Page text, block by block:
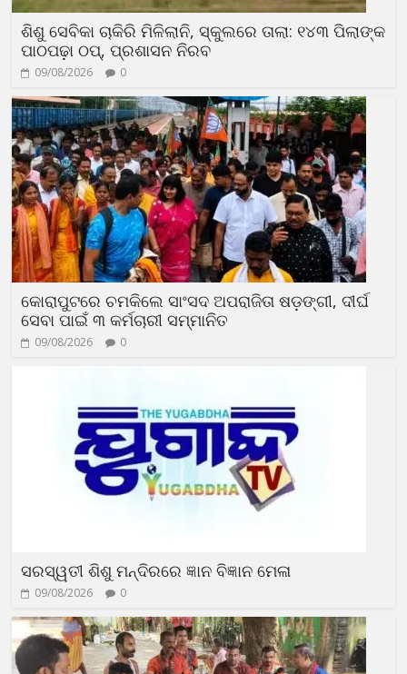
ଶିଶୁ ସେବିକା ଚାକିରି ମିଳିଲାନି, ସ୍କୁଲରେ ତାଲା: ୧୪୩ ପିଲାଙ୍କ
ପାଠପଢ଼ା ଠପ୍, ପ୍ରଶାସନ ନିରବ
09/08/2026 0
କୋରାପୁଟରେ ଚମକିଲେ ସାଂସଦ ଅପରାଜିତା ଷଡ଼ଙ୍ଗୀ, ଦୀର୍ଘ
ସେବା ପାଇଁ ୩ କର୍ମଚାରୀ ସମ୍ମାନିତ
09/08/2026 0
ସରସ୍ୱତୀ ଶିଶୁ ମନ୍ଦିରରେ ଜ୍ଞାନ ବିଜ୍ଞାନ ମେଳା
09/08/2026 0